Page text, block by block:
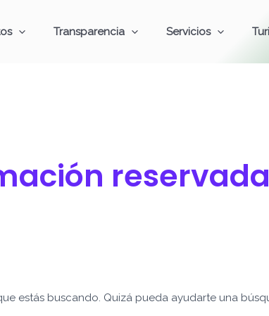
Transparencia Servicios
reservada
estás buscando. Quizá pueda ayudarte una